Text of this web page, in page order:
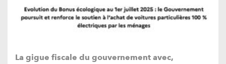
La gigue fiscale du gouvernement avec,